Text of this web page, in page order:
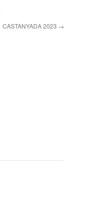
CASTANYADA 2023 →